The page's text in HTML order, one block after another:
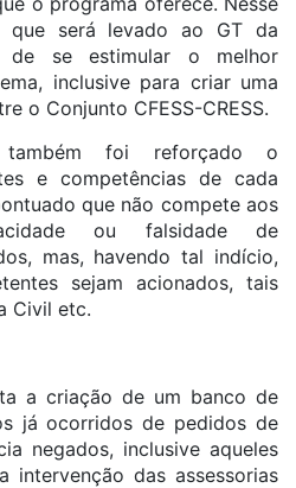
que será levado ao GT da
de se estimular o melhor
inclusive para criar uma
o Conjunto CFESS-CRESS.
foi reforçado o
e competências de cada
que não compete aos
ou falsidade de
mas, havendo tal indício,
sejam acionados, tais
Civil etc.
a criação de um banco de
já ocorridos de pedidos de
negados, inclusive aqueles
intervenção das assessorias